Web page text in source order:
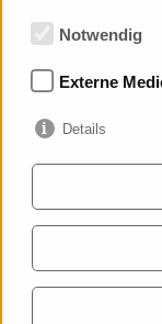
Notwendig
Externe
Details